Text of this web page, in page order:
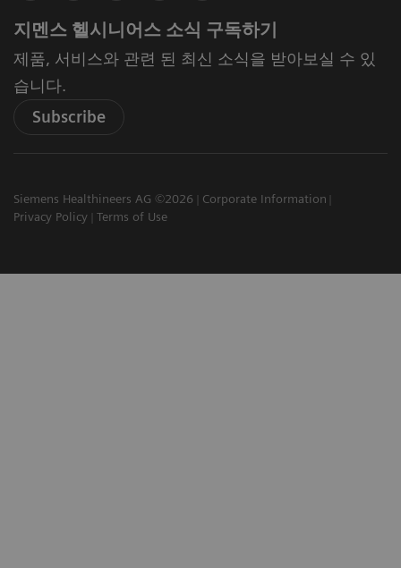
지멘스 헬시니어스 소식 구독하기
제품, 서비스와 관련 된 최신 소식을 받아보실 수 있
습니다.
Subscribe
Siemens Healthineers AG ©2026
Corporate Information
Privacy Policy
Terms of Use